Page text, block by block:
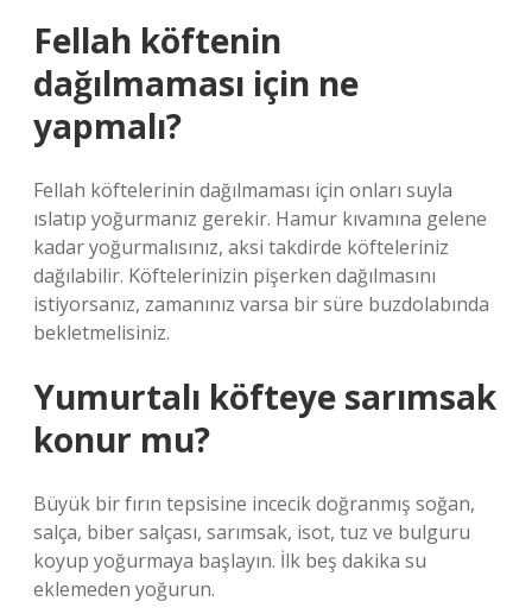
Fellah köftenin
dağılmaması için ne
yapmalı?
Fellah köftelerinin dağılmaması için onları suyla
ıslatıp yoğurmanız gerekir. Hamur kıvamına gelene
kadar yoğurmalısınız, aksi takdirde köfteleriniz
dağılabilir. Köftelerinizin pişerken dağılmasını
istiyorsanız, zamanınız varsa bir süre buzdolabında
bekletmelisiniz.
Yumurtalı köfteye sarımsak
konur mu?
Büyük bir fırın tepsisine incecik doğranmış soğan,
salça, biber salçası, sarımsak, isot, tuz ve bulguru
koyup yoğurmaya başlayın. İlk beş dakika su
eklemeden yoğurun.